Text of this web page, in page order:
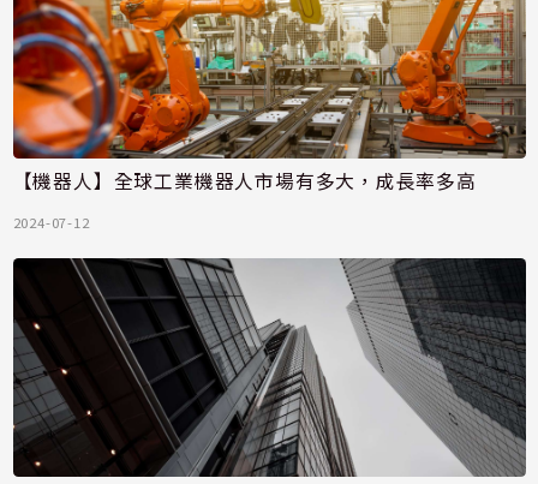
【機器人】全球工業機器人市場有多大，成長率多高
2024-07-12